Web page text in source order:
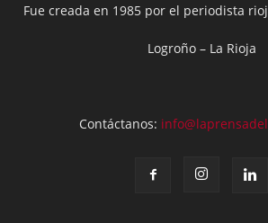
Fue creada en 1985 por el periodista
Logroño – La Rioja
Contáctanos: